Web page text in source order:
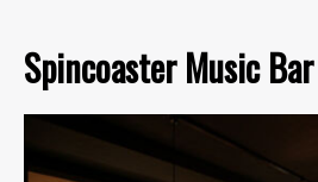
Spincoaster Music